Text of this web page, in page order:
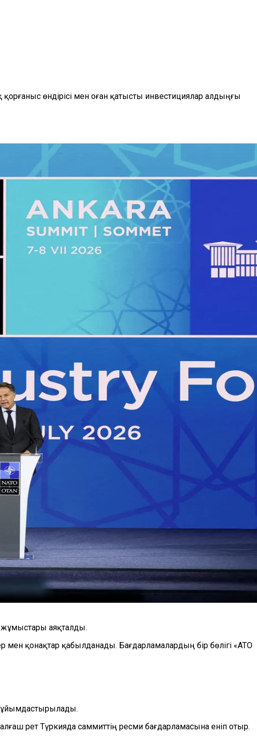
өндірісі мен оған қатысты инвестициялар алдыңғы
аяқталды.
қонақтар қабылданады. Бағдарламалардың бір бөлігі «ATO
ұйымдастырылады.
рет Түркияда саммиттің ресми бағдарламасына еніп отыр.